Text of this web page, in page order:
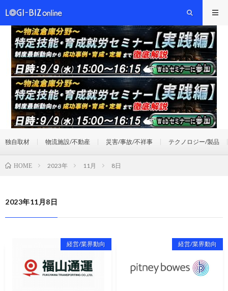
独自取材 物流施設/不動産 災害/事故/不祥事 テクノロジー/製品
HOME 2023年 11月 8日
2023年11月8日
経営/業界動向 経営/業界動向